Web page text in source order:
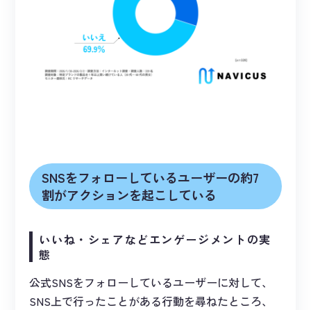
SNSをフォローしているユーザーの約7
割がアクションを起こしている
いいね・シェアなどエンゲージメントの実
態
公式SNSをフォローしているユーザーに対して、
SNS上で行ったことがある行動を尋ねたところ、